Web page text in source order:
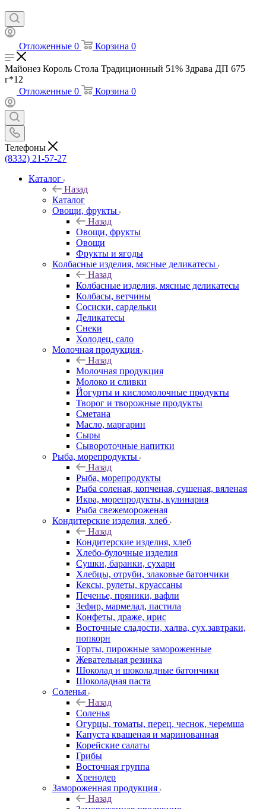
Отложенные 0 Корзина 0
Майонез Король Стола Традиционный 51% Здрава ДП 675
г*12
Отложенные 0 Корзина 0
Телефоны
(8332) 21-57-27
Каталог
Назад
Каталог
Овощи, фрукты
Назад
Овощи, фрукты
Овощи
Фрукты и ягоды
Колбасные изделия, мясные деликатесы
Назад
Колбасные изделия, мясные деликатесы
Колбасы, ветчины
Сосиски, сардельки
Деликатесы
Снеки
Холодец, сало
Молочная продукция
Назад
Молочная продукция
Молоко и сливки
Йогурты и кисломолочные продукты
Творог и творожные продукты
Сметана
Масло, маргарин
Сыры
Сывороточные напитки
Рыба, морепродукты
Назад
Рыба, морепродукты
Рыба соленая, копченая, сушеная, вяленая
Икра, морепродукты, кулинария
Рыба свежемороженая
Кондитерские изделия, хлеб
Назад
Кондитерские изделия, хлеб
Хлебо-булочные изделия
Сушки, баранки, сухари
Хлебцы, отруби, злаковые батончики
Кексы, рулеты, круассаны
Печенье, пряники, вафли
Зефир, мармелад, пастила
Конфеты, драже, ирис
Восточные сладости, халва, сух.завтраки,
попкорн
Торты, пирожные замороженные
Жевательная резинка
Шоколад и шоколадные батончики
Шоколадная паста
Соленья
Назад
Соленья
Огурцы, томаты, перец, чеснок, черемша
Капуста квашеная и маринованная
Корейские салаты
Грибы
Восточная группа
Хренодер
Замороженная продукция
Назад